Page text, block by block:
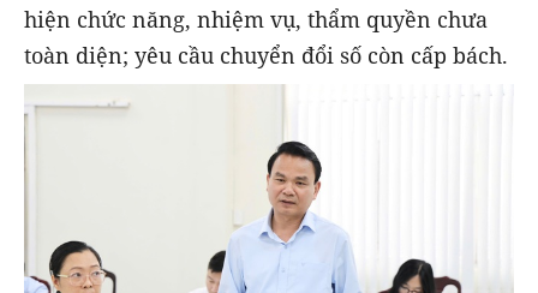
hiện chức năng, nhiệm vụ, thẩm quyền chưa
toàn diện; yêu cầu chuyển đổi số còn cấp bách.